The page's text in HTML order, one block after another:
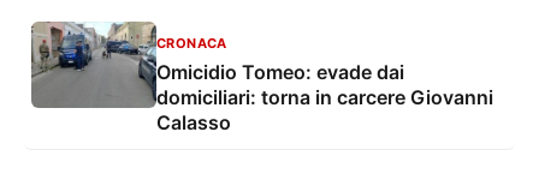
CRONACA
Omicidio Tomeo: evade dai
domiciliari: torna in carcere Giovanni
Calasso